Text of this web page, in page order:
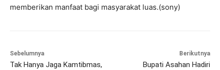
memberikan manfaat bagi masyarakat luas.(sony)
Sebelumnya
Tak Hanya Jaga Kamtibmas,
Berikutnya
Bupati Asahan Hadiri